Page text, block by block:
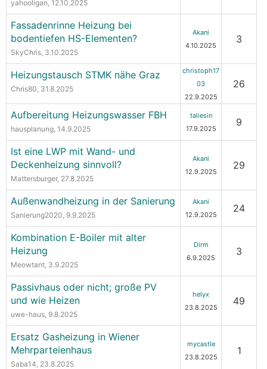
yahooligan, 12.10.2025
Fassadenrinne Heizung bei
bodentiefen HS-Elementen?
SkyChris, 3.10.2025
Akani
4.10.2025
3
Heizungstausch STMK nähe Graz
Chris80, 31.8.2025
christoph17
03
22.9.2025
26
Aufbereitung Heizungswasser FBH
hausplanung, 14.9.2025
taliesin
17.9.2025
9
Ist eine LWP mit Wand- und
Deckenheizung sinnvoll?
Mattersburger, 27.8.2025
Akani
12.9.2025
29
Außenwandheizung in der Sanierung
Sanierung2020, 9.9.2025
Akani
12.9.2025
24
Kombination E-Boiler mit alter
Heizung
Meowtant, 3.9.2025
Dirm
6.9.2025
3
Passivhaus oder nicht; große PV
und wie Heizen
uwe-haus, 9.8.2025
helyx
23.8.2025
49
Ersatz Gasheizung in Wiener
Mehrparteienhaus
Saba14, 23.8.2025
mycastle
23.8.2025
1